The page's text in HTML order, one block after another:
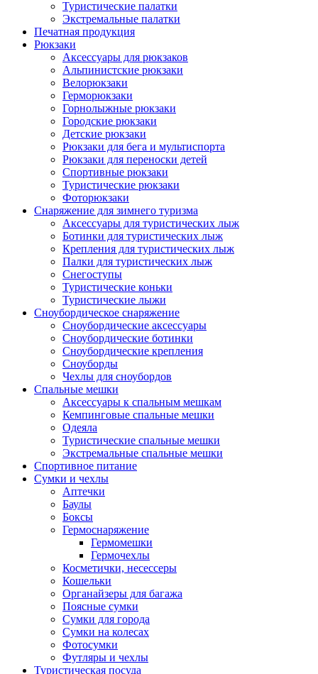
Туристические палатки
Экстремальные палатки
Печатная продукция
Рюкзаки
Аксессуары для рюкзаков
Альпинистские рюкзаки
Велорюкзаки
Герморюкзаки
Горнолыжные рюкзаки
Городские рюкзаки
Детские рюкзаки
Рюкзаки для бега и мультиспорта
Рюкзаки для переноски детей
Спортивные рюкзаки
Туристические рюкзаки
Фоторюкзаки
Снаряжение для зимнего туризма
Аксессуары для туристических лыж
Ботинки для туристических лыж
Крепления для туристических лыж
Палки для туристических лыж
Снегоступы
Туристические коньки
Туристические лыжи
Сноубордическое снаряжение
Сноубордические аксессуары
Сноубордические ботинки
Сноубордические крепления
Сноуборды
Чехлы для сноубордов
Спальные мешки
Аксессуары к спальным мешкам
Кемпинговые спальные мешки
Одеяла
Туристические спальные мешки
Экстремальные спальные мешки
Спортивное питание
Сумки и чехлы
Аптечки
Баулы
Боксы
Гермоснаряжение
Гермомешки
Гермочехлы
Косметички, несессеры
Кошельки
Органайзеры для багажа
Поясные сумки
Сумки для города
Сумки на колесах
Фотосумки
Футляры и чехлы
Туристическая посуда